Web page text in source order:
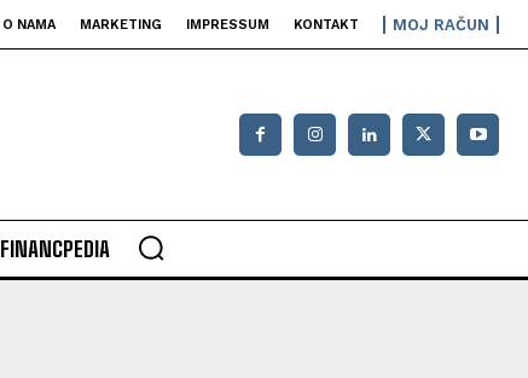
O NAMA MARKETING IMPRESSUM KONTAKT MOJ RAČUN
FINANCPEDIA